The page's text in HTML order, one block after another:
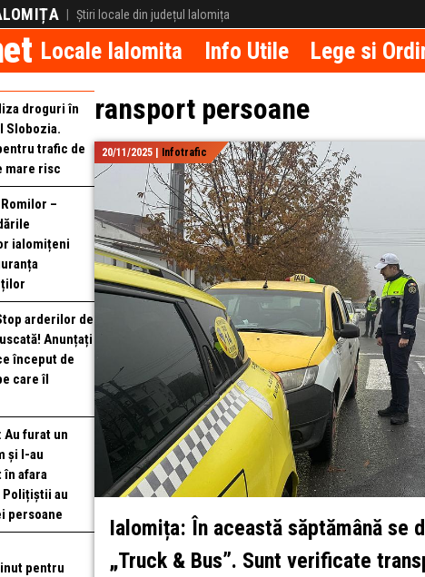
| Știri locale din județul Ialomița
Locale Ialomita Info Utile Lege si
droguri în
Slobozia.
trafic de
mare risc
–
ialomițeni
arderilor de
Anunțați
început de
care îl
Au furat un
și l-au
în afara
au
persoane
pentru
ransport persoane
20/11/2025 | Infotrafic
Ialomița: În această săptămână se
„Truck & Bus”. Sunt verificate